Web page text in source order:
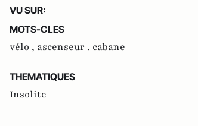
VU SUR:
MOTS-CLES
vélo , ascenseur , cabane
THEMATIQUES
Insolite